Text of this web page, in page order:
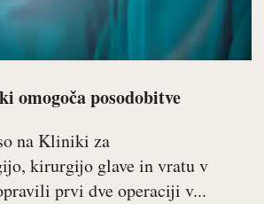
omogoča posodobitve
na Kliniki za
kirurgijo glave in vratu v
prvi dve operaciji v...